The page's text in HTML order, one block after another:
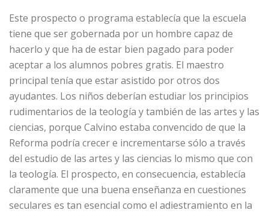
Este prospecto o programa establecía que la escuela
tiene que ser gobernada por un hombre capaz de
hacerlo y que ha de estar bien pagado para poder
aceptar a los alumnos pobres gratis. El maestro
principal tenía que estar asistido por otros dos
ayudantes. Los niños deberían estudiar los principios
rudimentarios de la teología y también de las artes y las
ciencias, porque Calvino estaba convencido de que la
Reforma podría crecer e incrementarse sólo a través
del estudio de las artes y las ciencias lo mismo que con
la teología. El prospecto, en consecuencia, establecía
claramente que una buena enseñanza en cuestiones
seculares es tan esencial como el adiestramiento en la